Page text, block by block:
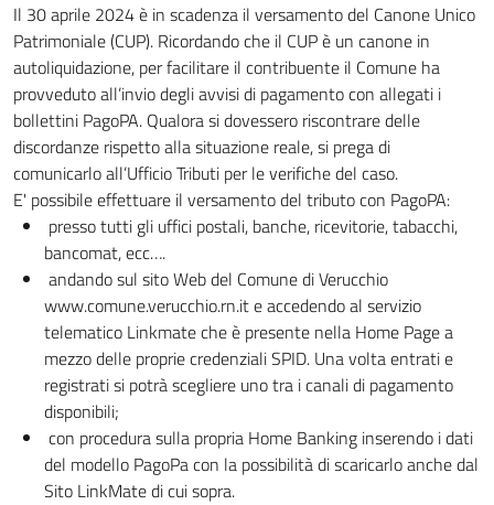
Il 30 aprile 2024 è in scadenza il versamento del Canone Unico
Patrimoniale (CUP). Ricordando che il CUP è un canone in
autoliquidazione, per facilitare il contribuente il Comune ha
provveduto all’invio degli avvisi di pagamento con allegati i
bollettini PagoPA. Qualora si dovessero riscontrare delle
discordanze rispetto alla situazione reale, si prega di
comunicarlo all’Ufficio Tributi per le verifiche del caso.
E' possibile effettuare il versamento del tributo con PagoPA:
presso tutti gli uffici postali, banche, ricevitorie, tabacchi,
bancomat, ecc….
andando sul sito Web del Comune di Verucchio
www.comune.verucchio.rn.it e accedendo al servizio
telematico Linkmate che è presente nella Home Page a
mezzo delle proprie credenziali SPID. Una volta entrati e
registrati si potrà scegliere uno tra i canali di pagamento
disponibili;
con procedura sulla propria Home Banking inserendo i dati
del modello PagoPa con la possibilità di scaricarlo anche dal
Sito LinkMate di cui sopra.